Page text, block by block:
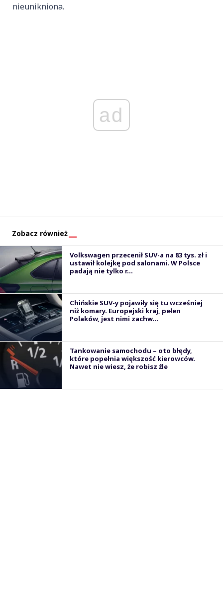
nieunikniona.
ad
Zobacz również
Volkswagen przecenił SUV-a na 83 tys. zł i
ustawił kolejkę pod salonami. W Polsce
padają nie tylko r...
Chińskie SUV-y pojawiły się tu wcześniej
niż komary. Europejski kraj, pełen
Polaków, jest nimi zachw...
Tankowanie samochodu – oto błędy,
które popełnia większość kierowców.
Nawet nie wiesz, że robisz źle